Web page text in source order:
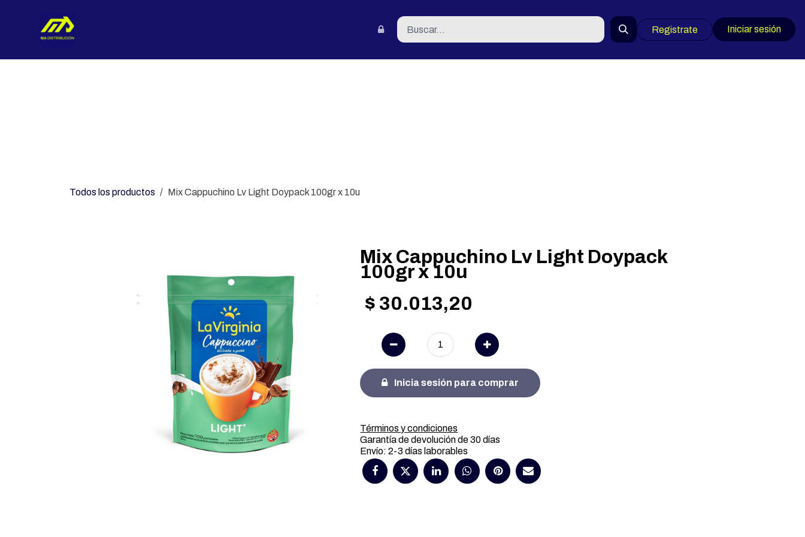
Registrate Iniciar sesión
Todos los productos Mix Cappuchino Lv Light Doypack 100gr x 10u
Mix Cappuchino Lv Light Doypack
100gr x 10u
$ 30.013,20
Inicia sesión para comprar
Términos y condiciones
Garantía de devolución de 30 días
Envío: 2-3 días laborables